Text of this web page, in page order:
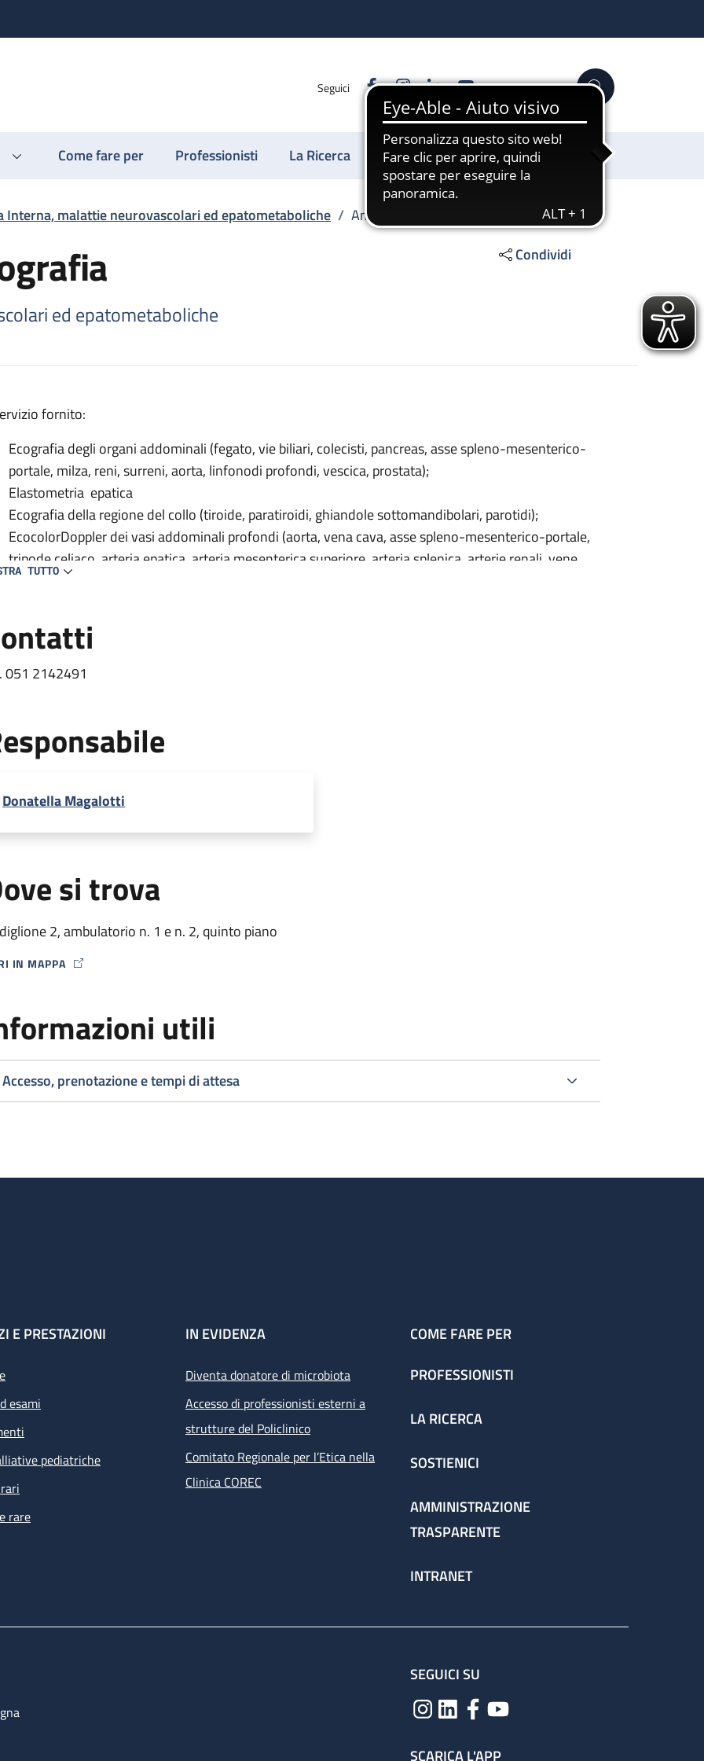
Seguici FacebookInstagram
LinkedinYouTube Cerca
Come fare per Professionisti La Ricerca Sostienici
Interna, malattie neurovascolari ed epatometaboliche / Ambulatorio di ecografia
ed epatometaboliche
Condividi
fornito:
Ecografia degli organi addominali (fegato, vie biliari, colecisti, pancreas, asse spleno-mesenterico-
portale, milza, reni, surreni, aorta, linfonodi profondi, vescica, prostata);
Elastometria epatica
Ecografia della regione del collo (tiroide, paratiroidi, ghiandole sottomandibolari, parotidi);
EcocolorDoppler dei vasi addominali profondi (aorta, vena cava, asse spleno-mesenterico-portale,
tripode celiaco, arteria epatica, arteria mesenterica superiore, arteria splenica, arterie renali, vene
sovraepatiche, vene renali);
EcoDoppler transcranico con microbolle (per percorso Stroke)
TUTTO
051 2142491
Donatella Magalotti
si trova
2, ambulatorio n. 1 e n. 2, quinto piano
IN MAPPA
ICON
utili
Accesso, prenotazione e tempi di attesa
E PRESTAZIONI
esami
pediatriche
rare
IN EVIDENZA
Diventa donatore di microbiota
Accesso di professionisti esterni a
strutture del Policlinico
Comitato Regionale per l’Etica nella
Clinica COREC
COME FARE PER
PROFESSIONISTI
LA RICERCA
SOSTIENICI
AMMINISTRAZIONE
TRASPARENTE
INTRANET
SEGUICI SU
SCARICA L'APP